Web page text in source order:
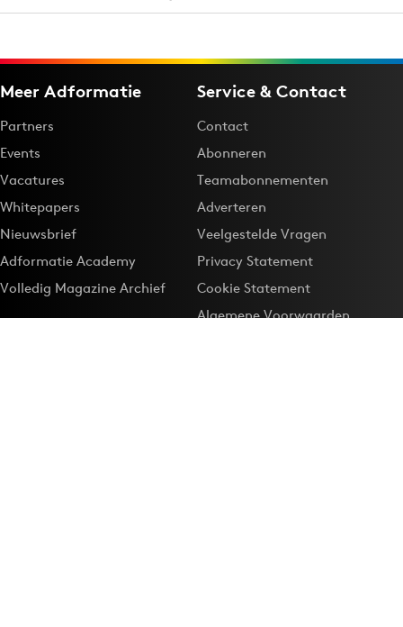
Meer Adformatie
Partners
Events
Vacatures
Whitepapers
Nieuwsbrief
Adformatie Academy
Volledig Magazine Archief
Service & Contact
Contact
Abonneren
Teamabonnementen
Adverteren
Veelgestelde Vragen
Privacy Statement
Cookie Statement
Algemene Voorwaarden